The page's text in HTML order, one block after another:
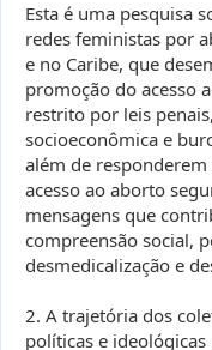
Esta é uma pesquisa
redes feministas por
e no Caribe, que
promoção do acesso
restrito por leis
socioeconômica e
além de
acesso ao aborto
mensagens que
compreensão social,
desmedicalização e
2. A trajetória dos
políticas e